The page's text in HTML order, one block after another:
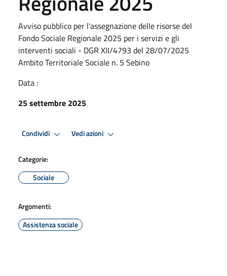
Avviso pubblico per l'assegnazione delle risorse del
Fondo Sociale Regionale 2025 per i servizi e gli
interventi sociali - DGR XII/4793 del 28/07/2025
Ambito Territoriale Sociale n. 5 Sebino
Data :
25 settembre 2025
Condividi Vedi azioni
Categorie:
Sociale
Argomenti:
Assistenza sociale